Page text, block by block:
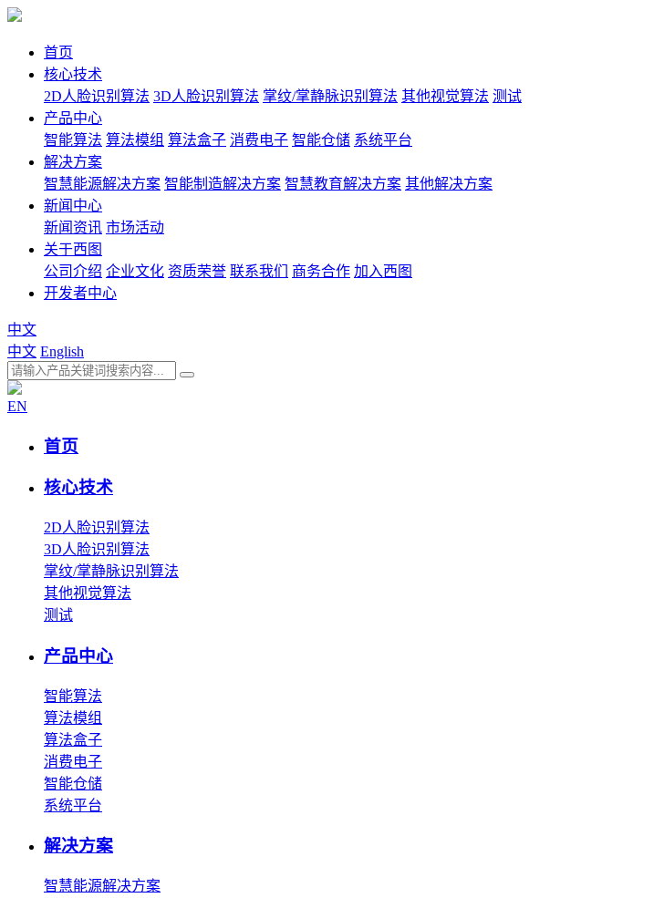
首页
核心技术
2D人脸识别算法 3D人脸识别算法 掌纹/掌静脉识别算法 其他视觉算法 测试
产品中心
智能算法 算法模组 算法盒子 消费电子 智能仓储 系统平台
解决方案
智慧能源解决方案 智能制造解决方案 智慧教育解决方案 其他解决方案
新闻中心
新闻资讯 市场活动
关于西图
公司介绍 企业文化 资质荣誉 联系我们 商务合作 加入西图
开发者中心
中文
中文 English
EN
首页
核心技术
2D人脸识别算法
3D人脸识别算法
掌纹/掌静脉识别算法
其他视觉算法
测试
产品中心
智能算法
算法模组
算法盒子
消费电子
智能仓储
系统平台
解决方案
智慧能源解决方案